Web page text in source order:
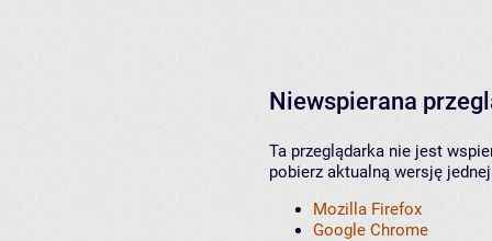
Niewspierana
Ta przeglądarka nie jest
pobierz aktualną wersję
Mozilla Firefox
Google Chrome